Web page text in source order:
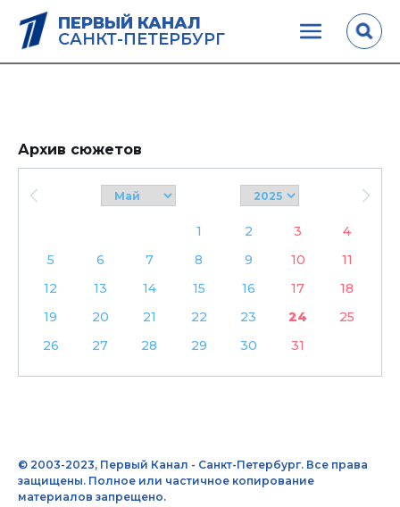
ПЕРВЫЙ КАНАЛ
САНКТ-ПЕТЕРБУРГ
Архив сюжетов
1 2 3
4
5
6 7 8 9 10
11
12
13 14 15 16 17
18
19
20 21 22 23 24
25
26
27 28 29 30 31
© 2003-2023, Первый Канал - Санкт-Петербург. Все права
защищены. Полное или частичное копирование
материалов запрещено.